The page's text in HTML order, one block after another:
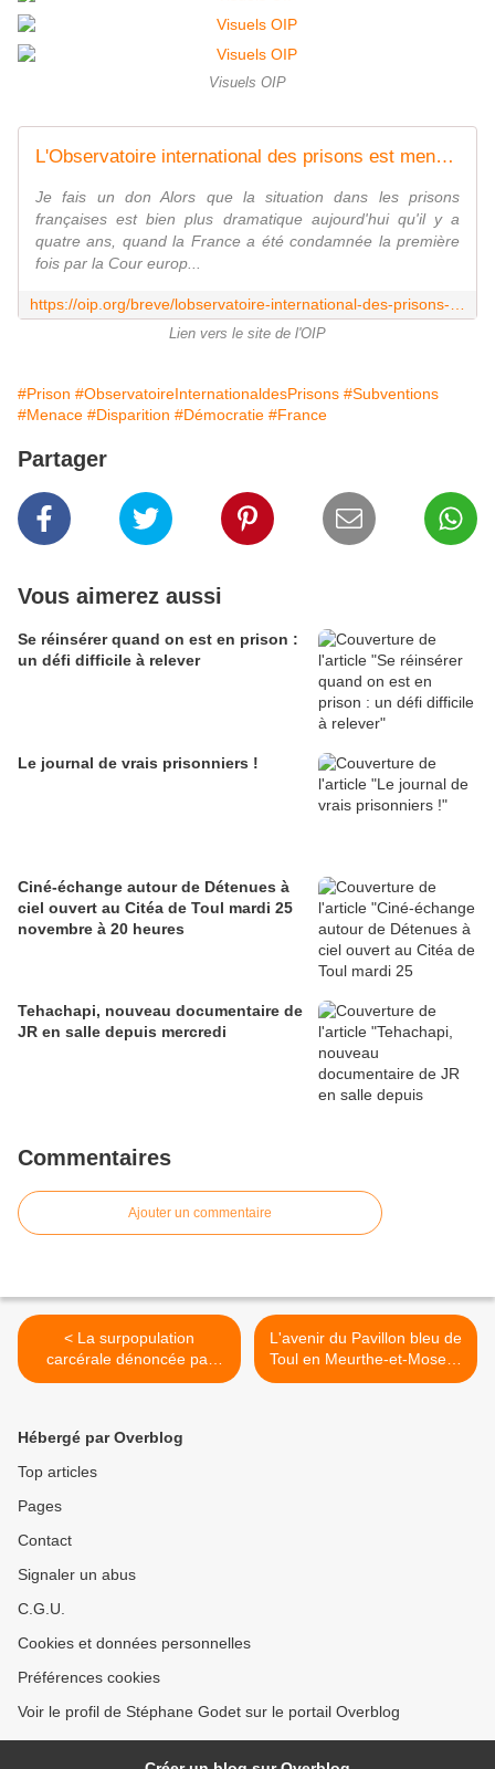
Visuels OIP
L'Observatoire international des prisons est menacé
Je fais un don Alors que la situation dans les prisons
françaises est bien plus dramatique aujourd'hui qu'il y a
quatre ans, quand la France a été condamnée la première
fois par la Cour europ...
Lien vers le site de l'OIP
#Prison #ObservatoireInternationaldesPrisons #Subventions
#Menace #Disparition #Démocratie #France
Partager
Vous aimerez aussi
Se réinsérer quand on est en prison :
un défi difficile à relever
Le journal de vrais prisonniers !
Ciné-échange autour de Détenues à
ciel ouvert au Citéa de Toul mardi 25
novembre à 20 heures
Tehachapi, nouveau documentaire de
JR en salle depuis mercredi
Commentaires
Ajouter un commentaire
< La surpopulation
carcérale dénoncée par
FO-Pénitentiaire en visite à
L'avenir du Pavillon bleu de
Toul en Meurthe-et-Moselle
>
Hébergé par Overblog
Top articles
Pages
Contact
Signaler un abus
C.G.U.
Cookies et données personnelles
Préférences cookies
Voir le profil de Stéphane Godet sur le portail Overblog